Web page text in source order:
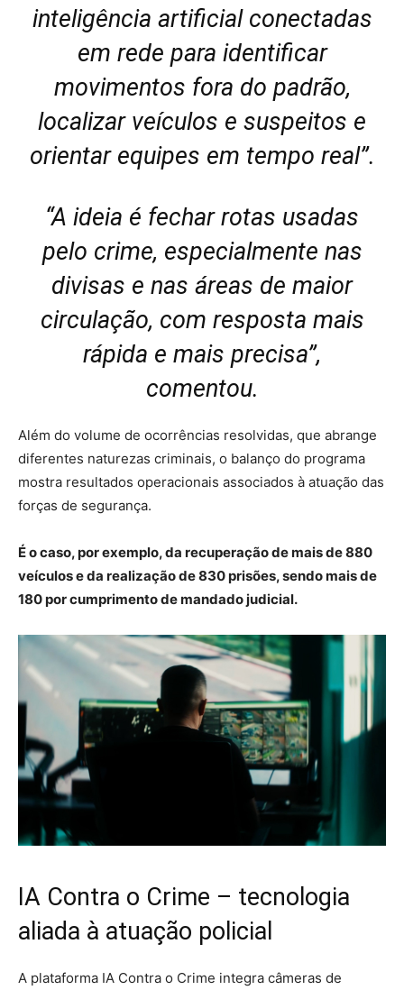
inteligência artificial conectadas
em rede para identificar
movimentos fora do padrão,
localizar veículos e suspeitos e
orientar equipes em tempo real”.
“A ideia é fechar rotas usadas
pelo crime, especialmente nas
divisas e nas áreas de maior
circulação, com resposta mais
rápida e mais precisa”,
comentou.
Além do volume de ocorrências resolvidas, que abrange
diferentes naturezas criminais, o balanço do programa
mostra resultados operacionais associados à atuação das
forças de segurança.
É o caso, por exemplo, da recuperação de mais de 880
veículos e da realização de 830 prisões, sendo mais de
180 por cumprimento de mandado judicial.
IA Contra o Crime – tecnologia
aliada à atuação policial
A plataforma IA Contra o Crime integra câmeras de